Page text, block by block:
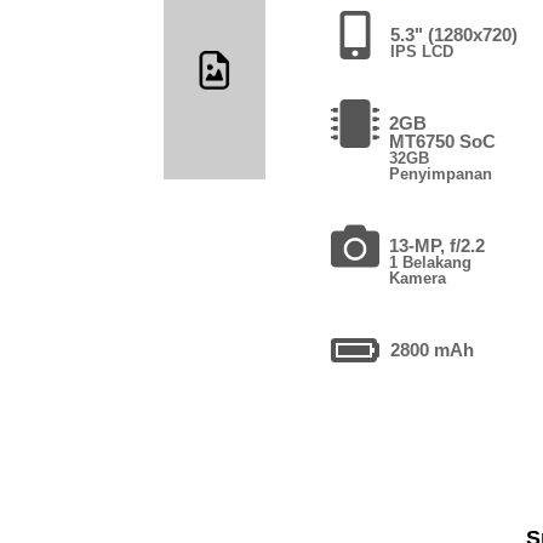
5.3" (1280x720)
IPS LCD
2GB
MT6750 SoC
32GB
Penyimpanan
13-MP, f/2.2
1 Belakang
Kamera
2800 mAh